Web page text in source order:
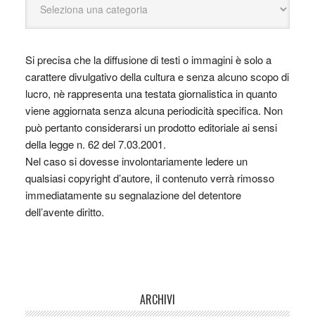
Si precisa che la diffusione di testi o immagini è solo a
carattere divulgativo della cultura e senza alcuno scopo di
lucro, nè rappresenta una testata giornalistica in quanto
viene aggiornata senza alcuna periodicità specifica. Non
può pertanto considerarsi un prodotto editoriale ai sensi
della legge n. 62 del 7.03.2001.
Nel caso si dovesse involontariamente ledere un
qualsiasi copyright d’autore, il contenuto verrà rimosso
immediatamente su segnalazione del detentore
dell’avente diritto.
ARCHIVI